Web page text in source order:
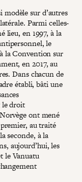
sur d’autres
Parmi celles-
lieu, en 1997, à la
le
la Convention sur
en 2017, au
Dans chacun de
établi, bâti une
le droit
ont mené
au traité
seconde, à la
aujourd’hui, les
le Vanuatu